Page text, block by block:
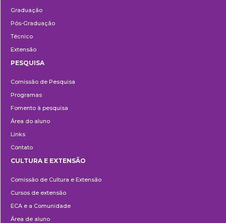
Graduação
Pós-Graduação
Técnico
Extensão
PESQUISA
Comissão de Pesquisa
Programas
Fomento à pesquisa
Área do aluno
Links
Contato
e
Extensão
CULTURA E EXTENSÃO
Comissão de Cultura e Extensão
Cursos de extensão
ECA e a Comunidade
Área de aluno